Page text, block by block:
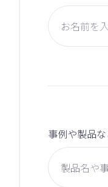
事例や製品